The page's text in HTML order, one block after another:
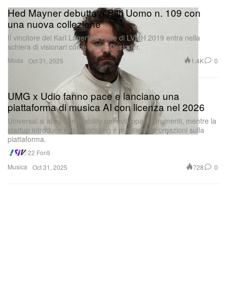
Moda
Hed Mayner debutta a Pitti Uomo n. 109 con
una nuova collezione
Il vincitore del Karl Lagerfeld Prize di LVMH 2019 entra nella
schiera di visionari come Guest Designer.
Oct 31, 2025 1.4K 0
Musica
UMG x Udio fanno pace e lanciano una
piattaforma di musica AI con licenza nel 2026
Universal si allea con Stability per sviluppare strumenti, mentre la
startup introduce il fingerprinting e mantiene le creazioni sulla
piattaforma.
22 Fonti
Oct 31, 2025
728 0